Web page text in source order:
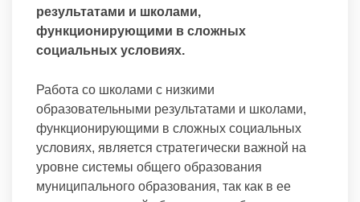
результатами и школами,
функционирующими в сложных
социальных условиях.
Работа со школами с низкими
образовательными результатами и школами,
функционирующими в сложных социальных
условиях, является стратегически важной на
уровне системы общего образования
муниципального образования, так как в ее